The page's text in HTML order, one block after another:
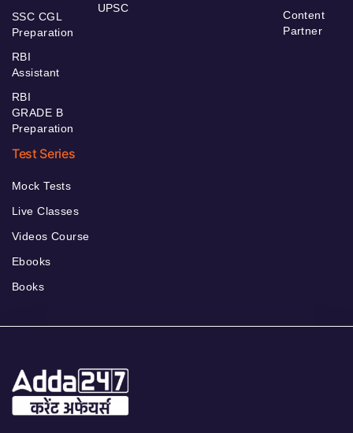
SSC CGL
Preparation
RBI
Assistant
RBI
GRADE B
Preparation
UPSC
Content
Partner
Test Series
Mock Tests
Live Classes
Videos Course
Ebooks
Books